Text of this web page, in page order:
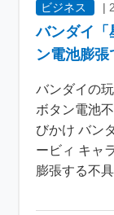
ビジネス |
バンダイ「
ン電池膨
バンダイの
ボタン電池
びかけ バン
ービィ キャ
膨張する不